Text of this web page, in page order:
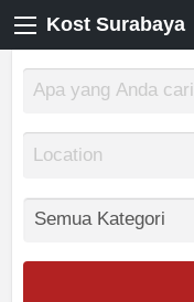
Kost Surabaya